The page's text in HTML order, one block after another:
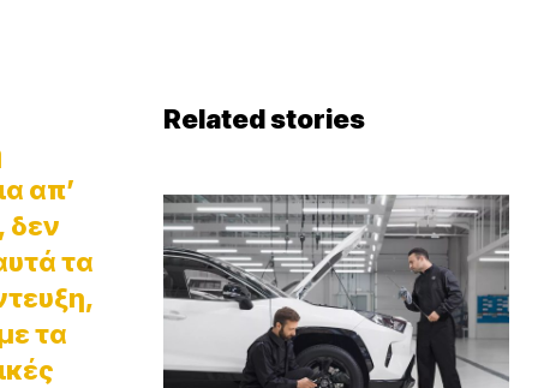
απ’
δεν
τα
τα
Related stories